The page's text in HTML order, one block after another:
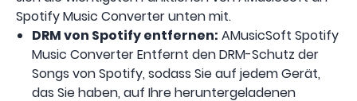
Spotify Music Converter unten mit.
DRM von Spotify entfernen: AMusicSoft Spotify
Music Converter Entfernt den DRM-Schutz der
Songs von Spotify, sodass Sie auf jedem Gerät,
das Sie haben, auf Ihre heruntergeladenen